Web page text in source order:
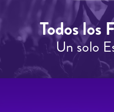
Todos los
Un solo